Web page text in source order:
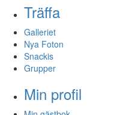
Träffa
Galleriet
Nya Foton
Snackis
Grupper
Min profil